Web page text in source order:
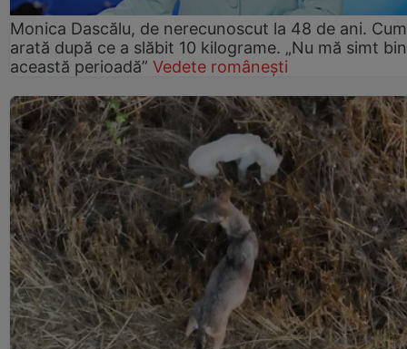
Monica Dascălu, de nerecunoscut la 48 de ani. Cum
arată după ce a slăbit 10 kilograme. „Nu mă simt
această perioadă” Vedete românești